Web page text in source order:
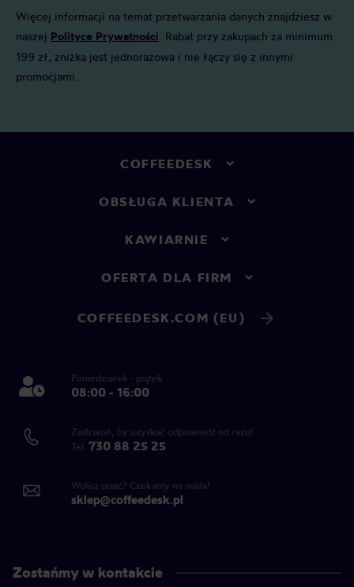
Więcej informacji na temat przetwarzania danych znajdziesz w
naszej Polityce Prywatności . Rabat przy zakupach za minimum
199 zł, zniżka jest jednorazowa i nie łączy się z innymi
promocjami.
COFFEEDESK
OBSŁUGA KLIENTA
KAWIARNIE
OFERTA DLA FIRM
COFFEEDESK.COM (EU)
Poniedziałek - piątek
08:00 - 16:00
Zadzwoń, by uzyskać odpowiedź od razu!
Tel. 730 88 25 25
Wolisz pisać? Czekamy na maila!
sklep@coffeedesk.pl
Zostańmy w kontakcie